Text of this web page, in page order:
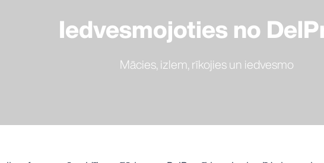
Iedvesmojoties no
Mācies, izlem, rīkojies un iedvesmo